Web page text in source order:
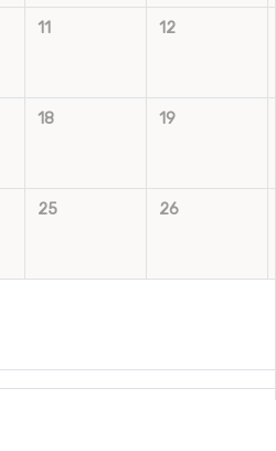
11 12
18 19
25 26